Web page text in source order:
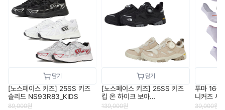
[노스페이스 키즈] 25SS 키즈
솔리드 NS93R83_KIDS
89,000원
[노스페이스 키즈] 25SS 키즈
킵 온 하이크 보아
NS95R81_KIDS
139,000원
푸마 16종
니커즈 세
39,000원